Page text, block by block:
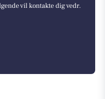
vil kontakte dig vedr.